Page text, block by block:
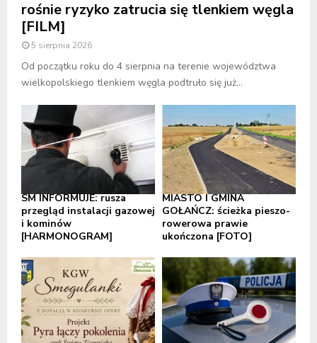
rośnie ryzyko zatrucia się tlenkiem węgla
[FILM]
5 sierpnia 2026
Od początku roku do 4 sierpnia na terenie województwa
wielkopolskiego tlenkiem węgla podtruło się już...
SM INFORMUJE: rusza
przegląd instalacji gazowej
i kominów
[HARMONOGRAM]
MIASTO I GMINA
GOŁAŃCZ: ścieżka pieszo-
rowerowa prawie
ukończona [FOTO]